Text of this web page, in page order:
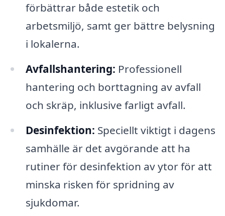
förbättrar både estetik och
arbetsmiljö, samt ger bättre belysning
i lokalerna.
Avfallshantering: Professionell
hantering och borttagning av avfall
och skräp, inklusive farligt avfall.
Desinfektion: Speciellt viktigt i dagens
samhälle är det avgörande att ha
rutiner för desinfektion av ytor för att
minska risken för spridning av
sjukdomar.